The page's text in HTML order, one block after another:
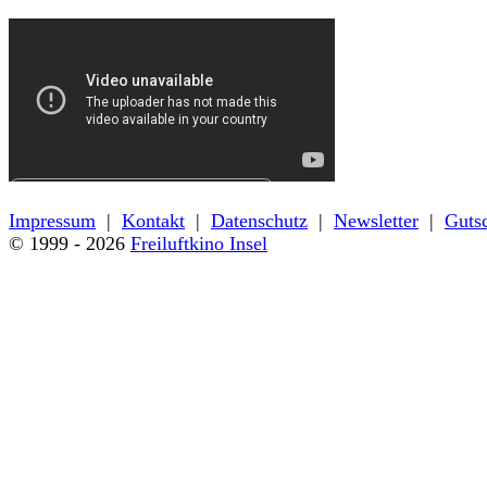
Impressum | Kontakt | Datenschutz | Newsletter |
© 1999 - 2026 Freiluftkino Insel